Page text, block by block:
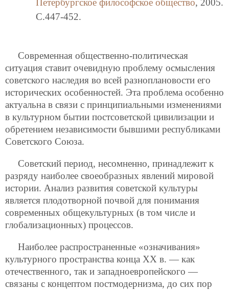
Петербургское философское общество, 2005.
C.447-452.
Современная общественно-политическая
ситуация ставит очевидную проблему осмысления
советского наследия во всей разноплановости его
исторических особенностей. Эта проблема особенно
актуальна в связи с принципиальными изменениями
в культурном бытии постсоветской цивилизации и
обретением независимости бывшими республиками
Советского Союза.
Советский период, несомненно, принадлежит к
разряду наиболее своеобразных явлений мировой
истории. Анализ развития советской культуры
является плодотворной почвой для понимания
современных общекультурных (в том числе и
глобализационных) процессов.
Наиболее распространенные «означивания»
культурного пространства конца XX в. — как
отечественного, так и западноевропейского —
связаны с концептом постмодернизма, до сих пор